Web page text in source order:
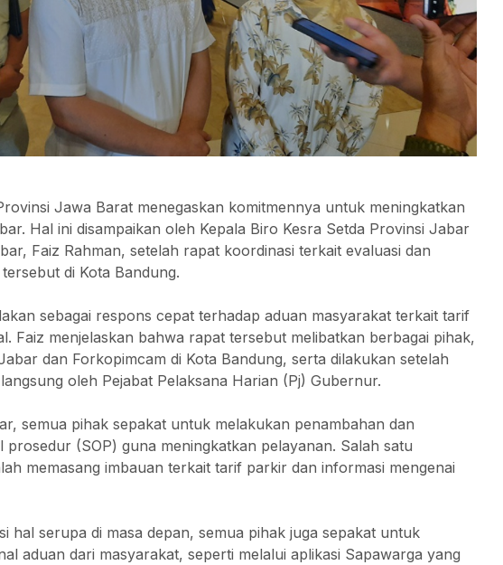
Jawa Barat menegaskan komitmennya untuk meningkatkan
Hal ini disampaikan oleh Kepala Biro Kesra Setda Provinsi Jabar
Faiz Rahman, setelah rapat koordinasi terkait evaluasi dan
di Kota Bandung.
sebagai respons cepat terhadap aduan masyarakat terkait tarif
Faiz menjelaskan bahwa rapat tersebut melibatkan berbagai pihak,
dan Forkopimcam di Kota Bandung, serta dilakukan setelah
oleh Pejabat Pelaksana Harian (Pj) Gubernur.
semua pihak sepakat untuk melakukan penambahan dan
(SOP) guna meningkatkan pelayanan. Salah satu
memasang imbauan terkait tarif parkir dan informasi mengenai
hal serupa di masa depan, semua pihak juga sepakat untuk
aduan dari masyarakat, seperti melalui aplikasi Sapawarga yang